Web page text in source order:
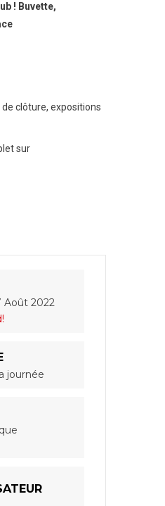
! Buvette,
clôture, expositions
sur
Août 2022
journée